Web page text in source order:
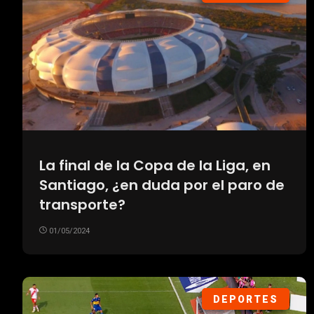
La final de la Copa de la Liga, en
Santiago, ¿en duda por el paro de
transporte?
01/05/2024
DEPORTES